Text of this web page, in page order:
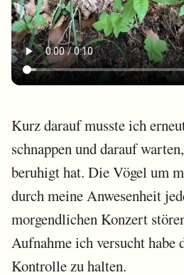
Kurz darauf musste ich
schnappen und darauf
beruhigt hat. Die Vögel um
durch meine Anwesenheit
morgendlichen Konzert
Aufnahme ich versucht habe
Kontrolle zu halten.